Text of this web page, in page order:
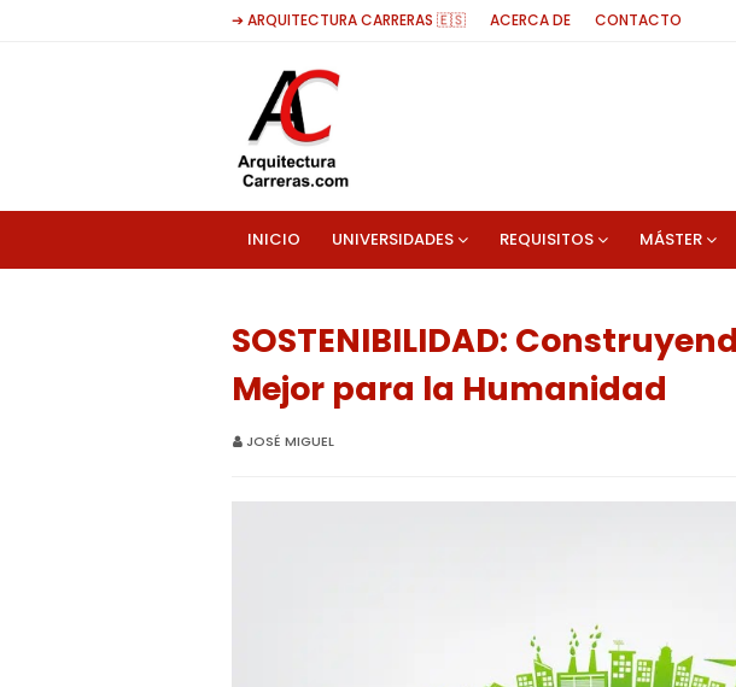
➔ ARQUITECTURA CARRERAS 🇪🇸 ACERCA DE CONTACTO
INICIO UNIVERSIDADES REQUISITOS MÁSTER
SOSTENIBILIDAD:
Mejor para la Humanidad
JOSÉ MIGUEL